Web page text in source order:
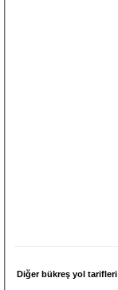
Diğer bükreş yol tarifleri